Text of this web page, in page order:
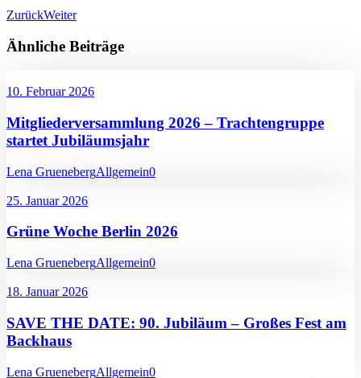
ZurückWeiter
Ähnliche Beiträge
10. Februar 2026
Mitgliederversammlung 2026 – Trachtengruppe
startet Jubiläumsjahr
Lena GruenebergAllgemein0
25. Januar 2026
Grüne Woche Berlin 2026
Lena GruenebergAllgemein0
18. Januar 2026
SAVE THE DATE: 90. Jubiläum – Großes Fest am
Backhaus
Lena GruenebergAllgemein0